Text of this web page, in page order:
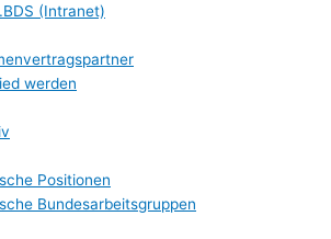
(Intranet)
werden
Positionen
Bundesarbeitsgruppen